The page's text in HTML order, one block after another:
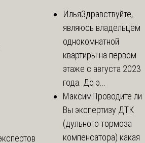
ИльяЗдравствуйте,
являюсь владельцем
однокомнатной
квартиры на первом
этаже с августа 2023
года. До э...
МаксимПроводите ли
Вы экспертизу ДТК
(дульного тормоза
компенсатора) какая